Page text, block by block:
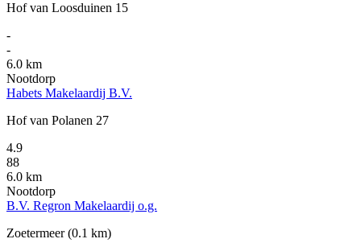
Hof van Loosduinen 15
-
-
6.0 km
Nootdorp
Habets Makelaardij B.V.
Hof van Polanen 27
4.9
88
6.0 km
Nootdorp
B.V. Regron Makelaardij o.g.
Zoetermeer(0.1 km)